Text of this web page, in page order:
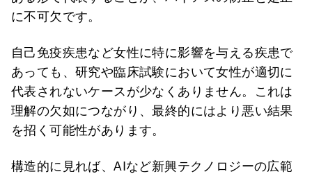
に不可欠です。
自己免疫疾患など女性に特に影響を与える疾患で
あっても、研究や臨床試験において女性が適切に
代表されないケースが少なくありません。これは
理解の欠如につながり、最終的にはより悪い結果
を招く可能性があります。
構造的に見れば、AIなど新興テクノロジーの広範